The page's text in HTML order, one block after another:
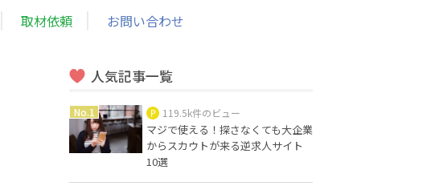
取材依頼 お問い合わせ
人気記事一覧
119.5k件のビュー
マジで使える！探さなくても大企業
からスカウトが来る逆求人サイト
10選